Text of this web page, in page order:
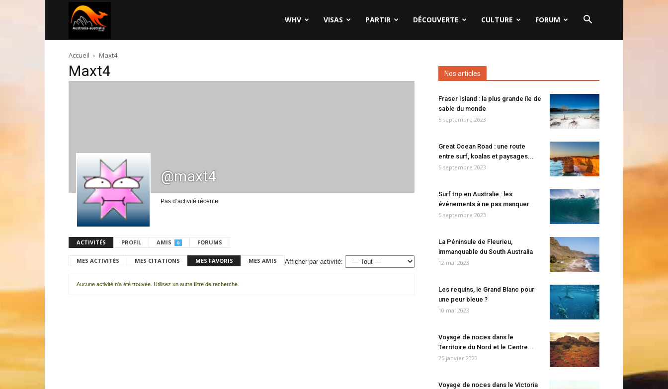
australie.com
WHV VISAS PARTIR DÉCOUVERTE CULTURE FORUM
Accueil Maxt4
Maxt4
@maxt4
Pas d’activité récente
ACTIVITÉS PROFIL AMIS 0 FORUMS
MES ACTIVITÉS MES CITATIONS MES FAVORIS MES AMIS Afficher par activité:
Aucune activité n'a été trouvée. Utilisez un autre filtre de recherche.
Nos articles
Fraser Island : la plus grande île de
sable du monde
5 septembre 2023
Great Ocean Road : une route
entre surf, koalas et paysages...
5 septembre 2023
Surf trip en Australie : les
événements à ne pas manquer
5 septembre 2023
La Péninsule de Fleurieu,
immanquable du South Australia
12 mai 2023
Les requins, le Grand Blanc pour
une peur bleue ?
10 mai 2023
Voyage de noces dans le
Territoire du Nord et le Centre...
25 janvier 2023
Voyage de noces dans le Victoria